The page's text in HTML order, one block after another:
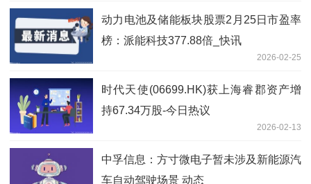
动力电池及储能板块股票2月25日市盈率
榜：派能科技377.88倍_快讯
2026-02-25
时代天使(06699.HK)获上海睿郡资产增
持67.34万股-今日热议
2026-02-13
中孚信息：方寸微电子暂未涉及新能源汽
车自动驾驶场景 动态